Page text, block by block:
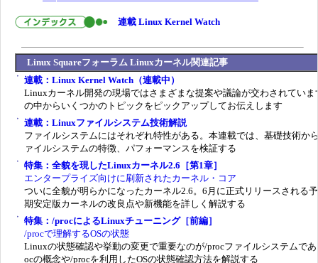
連載 Linux Kernel Watch
Linux Squareフォーラム Linuxカーネル関連記事
連載：Linux Kernel Watch（連載中）
Linuxカーネル開発の現場ではさまざまな提案や議論が交わされていま
の中からいくつかのトピックをピックアップしてお伝えします
連載：Linuxファイルシステム技術解説
ファイルシステムにはそれぞれ特性がある。本連載では、基礎技術か
ァイルシステムの特徴、パフォーマンスを検証する
特集：全貌を現したLinuxカーネル2.6［第1章］
エンタープライズ向けに刷新されたカーネル・コア
ついに全貌が明らかになったカーネル2.6。6月に正式リリースされる
期安定版カーネルの改良点や新機能を詳しく解説する
特集：/procによるLinuxチューニング［前編］
/procで理解するOSの状態
Linuxの状態確認や挙動の変更で重要なのが/procファイルシステムで
ocの概念や/procを利用したOSの状態確認方法を解説する